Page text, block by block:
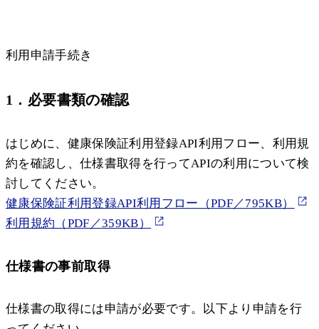
利用申請手続き
1．必要書類の確認
はじめに、健康保険証利用登録API利用フロー、利用規
約を確認し、仕様書取得を行ってAPIの利用について検
討してください。
健康保険証利用登録API利用フロー（PDF／795KB）
利用規約（PDF／359KB）
仕様書の事前取得
仕様書の取得には申請が必要です。以下より申請を行